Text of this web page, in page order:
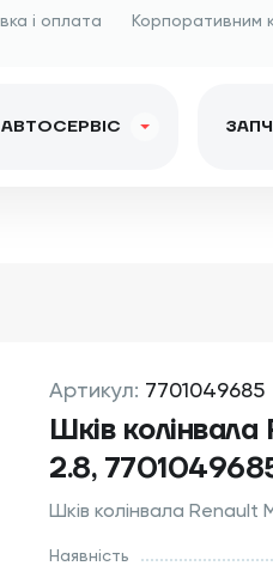
і оплата Корпоративним
АВТОСЕРВІС
Артикул: 7701049685
Шків
2.8,
Шків колінвала Renault
Наявність